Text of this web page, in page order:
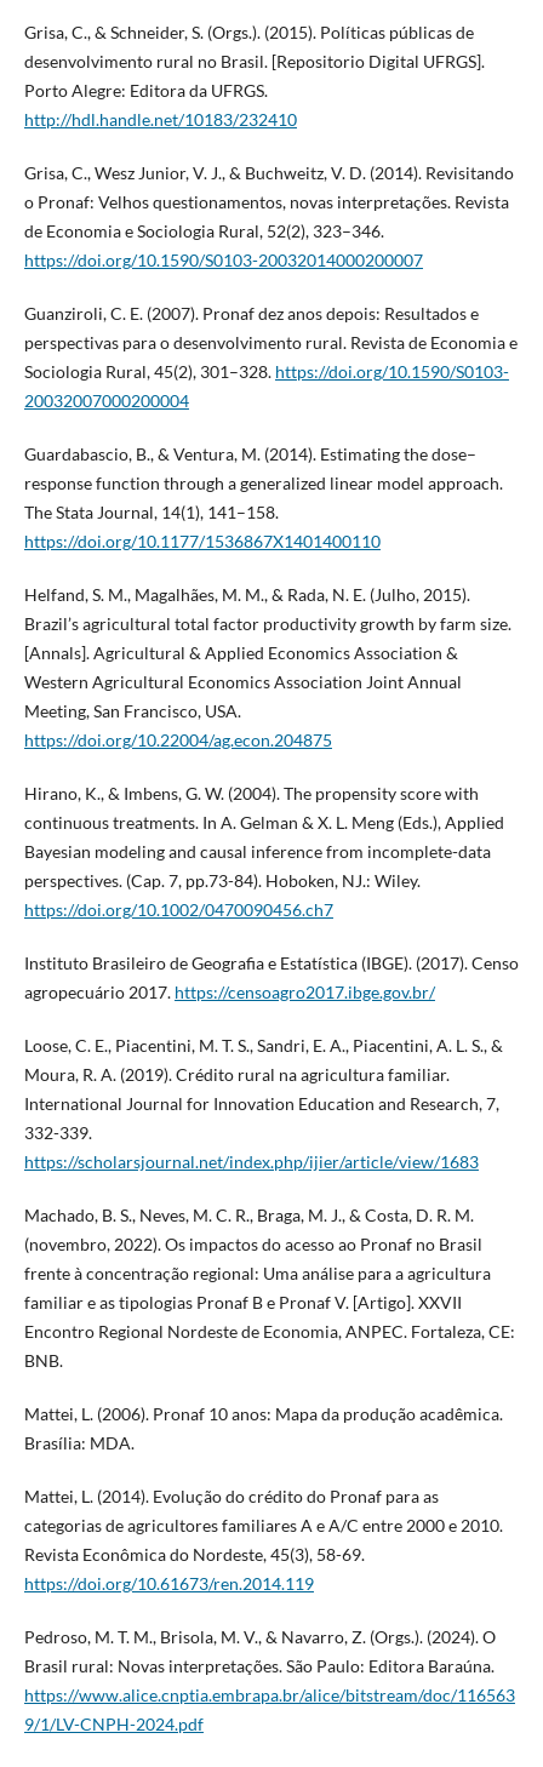
Grisa, C., & Schneider, S. (Orgs.). (2015). Políticas públicas de
desenvolvimento rural no Brasil. [Repositorio Digital UFRGS].
Porto Alegre: Editora da UFRGS.
http://hdl.handle.net/10183/232410
Grisa, C., Wesz Junior, V. J., & Buchweitz, V. D. (2014). Revisitando
o Pronaf: Velhos questionamentos, novas interpretações. Revista
de Economia e Sociologia Rural, 52(2), 323–346.
https://doi.org/10.1590/S0103-20032014000200007
Guanziroli, C. E. (2007). Pronaf dez anos depois: Resultados e
perspectivas para o desenvolvimento rural. Revista de Economia e
Sociologia Rural, 45(2), 301–328. https://doi.org/10.1590/S0103-
20032007000200004
Guardabascio, B., & Ventura, M. (2014). Estimating the dose–
response function through a generalized linear model approach.
The Stata Journal, 14(1), 141–158.
https://doi.org/10.1177/1536867X1401400110
Helfand, S. M., Magalhães, M. M., & Rada, N. E. (Julho, 2015).
Brazil’s agricultural total factor productivity growth by farm size.
[Annals]. Agricultural & Applied Economics Association &
Western Agricultural Economics Association Joint Annual
Meeting, San Francisco, USA.
https://doi.org/10.22004/ag.econ.204875
Hirano, K., & Imbens, G. W. (2004). The propensity score with
continuous treatments. In A. Gelman & X. L. Meng (Eds.), Applied
Bayesian modeling and causal inference from incomplete-data
perspectives. (Cap. 7, pp.73-84). Hoboken, NJ.: Wiley.
https://doi.org/10.1002/0470090456.ch7
Instituto Brasileiro de Geografia e Estatística (IBGE). (2017). Censo
agropecuário 2017. https://censoagro2017.ibge.gov.br/
Loose, C. E., Piacentini, M. T. S., Sandri, E. A., Piacentini, A. L. S., &
Moura, R. A. (2019). Crédito rural na agricultura familiar.
International Journal for Innovation Education and Research, 7,
332-339.
https://scholarsjournal.net/index.php/ijier/article/view/1683
Machado, B. S., Neves, M. C. R., Braga, M. J., & Costa, D. R. M.
(novembro, 2022). Os impactos do acesso ao Pronaf no Brasil
frente à concentração regional: Uma análise para a agricultura
familiar e as tipologias Pronaf B e Pronaf V. [Artigo]. XXVII
Encontro Regional Nordeste de Economia, ANPEC. Fortaleza, CE:
BNB.
Mattei, L. (2006). Pronaf 10 anos: Mapa da produção acadêmica.
Brasília: MDA.
Mattei, L. (2014). Evolução do crédito do Pronaf para as
categorias de agricultores familiares A e A/C entre 2000 e 2010.
Revista Econômica do Nordeste, 45(3), 58-69.
https://doi.org/10.61673/ren.2014.119
Pedroso, M. T. M., Brisola, M. V., & Navarro, Z. (Orgs.). (2024). O
Brasil rural: Novas interpretações. São Paulo: Editora Baraúna.
https://www.alice.cnptia.embrapa.br/alice/bitstream/doc/116563
9/1/LV-CNPH-2024.pdf